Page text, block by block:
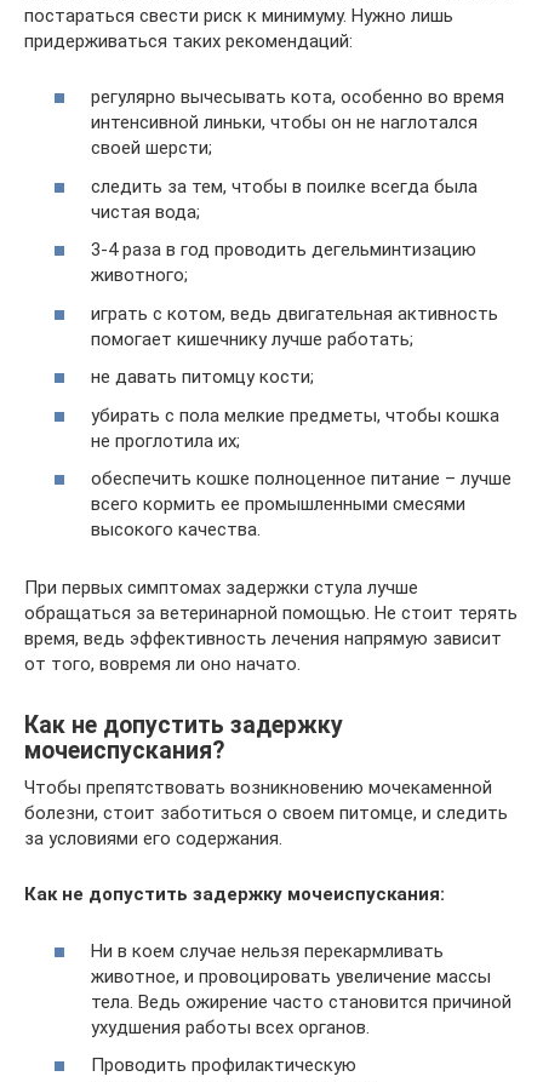
постараться свести риск к минимуму. Нужно лишь
придерживаться таких рекомендаций:
регулярно вычесывать кота, особенно во время
интенсивной линьки, чтобы он не наглотался
своей шерсти;
следить за тем, чтобы в поилке всегда была
чистая вода;
3-4 раза в год проводить дегельминтизацию
животного;
играть с котом, ведь двигательная активность
помогает кишечнику лучше работать;
не давать питомцу кости;
убирать с пола мелкие предметы, чтобы кошка
не проглотила их;
обеспечить кошке полноценное питание – лучше
всего кормить ее промышленными смесями
высокого качества.
При первых симптомах задержки стула лучше
обращаться за ветеринарной помощью. Не стоит терять
время, ведь эффективность лечения напрямую зависит
от того, вовремя ли оно начато.
Как не допустить задержку
мочеиспускания?
Чтобы препятствовать возникновению мочекаменной
болезни, стоит заботиться о своем питомце, и следить
за условиями его содержания.
Как не допустить задержку мочеиспускания:
Ни в коем случае нельзя перекармливать
животное, и провоцировать увеличение массы
тела. Ведь ожирение часто становится причиной
ухудшения работы всех органов.
Проводить профилактическую